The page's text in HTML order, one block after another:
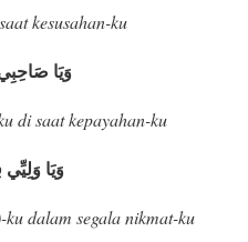
kesusahan-ku
وَيَا
di saat kepayahan-ku
وَيَا
dalam segala nikmat-ku